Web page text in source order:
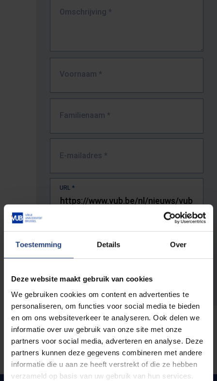
Toestemming Details Over
Deze website maakt gebruik van cookies
We gebruiken cookies om content en advertenties te
personaliseren, om functies voor social media te bieden
en om ons websiteverkeer te analyseren. Ook delen we
informatie over uw gebruik van onze site met onze
partners voor social media, adverteren en analyse. Deze
partners kunnen deze gegevens combineren met andere
informatie die u aan ze heeft verstrekt of die ze hebben
verzameld op basis van uw gebruik van hun services.
Omschrijving *
Voornaam *
Familienaam *
E-mailadres *
URL *
De volledige URL van de pagina waar je de fout zag.